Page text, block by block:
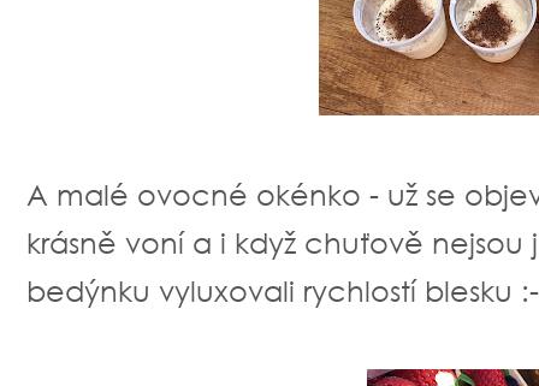
A malé ovocné okénko - už se
krásně voní a i když chuťově nejsou
bedýnku vyluxovali rychlostí blesku